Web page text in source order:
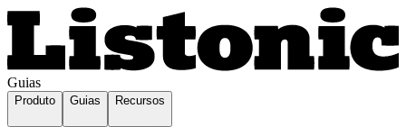
Guias
Produto Guias Recursos